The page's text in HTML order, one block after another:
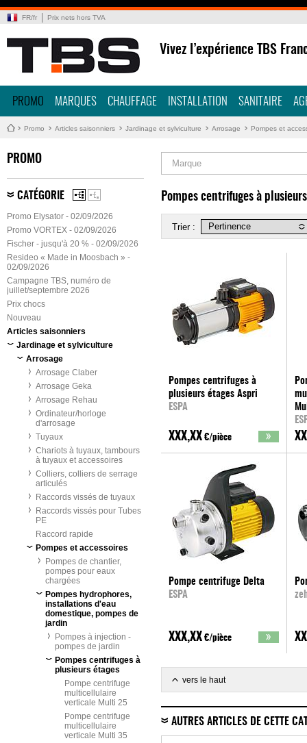
FR/fr Prix nets hors TVA
Vivez l’expérience TBS
PROMO MARQUES CHAUFFAGE INSTALLATION SANITAIRE
Promo Articles saisonniers Jardinage et sylviculture Arrosage Pompes et
PROMO
CATÉGORIE
Promo Elysator - 02/09/2026
Promo VORTEX - 02/09/2026
Fischer - jusqu'à 20 % - 02/09/2026
Resideo « Made in Moosbach » -
02/09/2026
Campagne TBS, numéro de
juillet/septembre 2026
Prix chocs
Nouveau
Articles saisonniers
Jardinage et sylviculture
Arrosage
Arrosage Claber
Arrosage Geka
Arrosage Rehau
Ordinateur/horloge
d'arrosage
Tuyaux
Chariots à tuyaux, tambours
à tuyaux et accessoires
Colliers, colliers de serrage
articulés
Raccords vissés de tuyaux
Raccords vissés pour Tubes
PE
Raccord rapide
Pompes et accessoires
Pompes de chantier,
pompes pour eaux
chargées
Pompes hydrophores,
installations d'eau
domestique, pompes de
jardin
Pompes à injection -
pompes de jardin
Pompes centrifuges à
plusieurs étages
Pompe centrifuge
multicellulaire
verticale Multi 25
Pompe centrifuge
multicellulaire
verticale Multi 35
Marque
Pompes centrifuges à
Trier :
Pompes centrifuges à
plusieurs étages Aspri
ESPA
XXX,XX €/pièce
Pompe centrifuge Delta
ESPA
XXX,XX €/pièce
vers le haut
AUTRES ARTICLES DE CETTE